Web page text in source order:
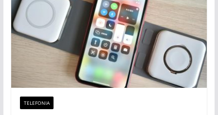
TELEFONIA